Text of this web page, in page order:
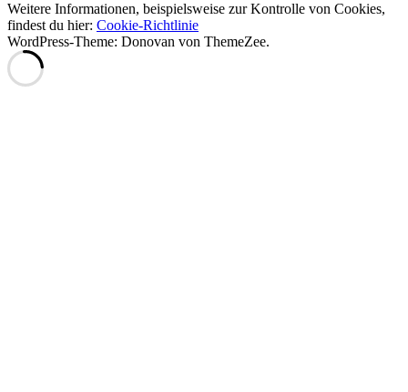
Weitere Informationen, beispielsweise zur Kontrolle von Cookies,
findest du hier: Cookie-Richtlinie
WordPress-Theme: Donovan von ThemeZee.